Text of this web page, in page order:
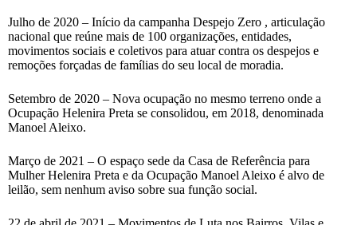
Julho de 2020 – Início da campanha Despejo Zero , articulação
nacional que reúne mais de 100 organizações, entidades,
movimentos sociais e coletivos para atuar contra os despejos e
remoções forçadas de famílias do seu local de moradia.
Setembro de 2020 – Nova ocupação no mesmo terreno onde a
Ocupação Helenira Preta se consolidou, em 2018, denominada
Manoel Aleixo.
Março de 2021 – O espaço sede da Casa de Referência para
Mulher Helenira Preta e da Ocupação Manoel Aleixo é alvo de
leilão, sem nenhum aviso sobre sua função social.